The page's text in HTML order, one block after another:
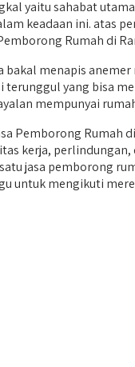
yaitu sahabat
keadaan ini. atas
Rumah di
menapis
terunggul yang bisa
mempunyai
Pemborong
kerja,
jasa pemborong
untuk mengikuti